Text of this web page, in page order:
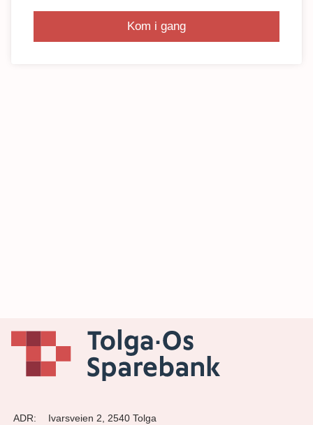
Kom i gang
ADR: Ivarsveien 2, 2540 Tolga